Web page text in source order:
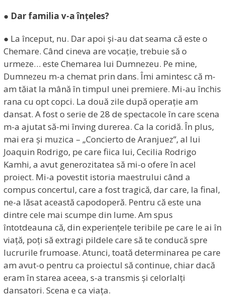
● Dar familia v-a înțeles?
● La început, nu. Dar apoi și-au dat seama că este o
Chemare. Când cineva are vocație, trebuie să o
urmeze… este Chemarea lui Dumnezeu. Pe mine,
Dumnezeu m-a chemat prin dans. Îmi amintesc că m-
am tăiat la mână în timpul unei premiere. Mi-au închis
rana cu opt copci. La două zile după operație am
dansat. A fost o serie de 28 de spectacole în care scena
m-a ajutat să-mi înving durerea. Ca la coridă. În plus,
mai era și muzica – „Concierto de Aranjuez”, al lui
Joaquin Rodrigo, pe care fiica lui, Cecilia Rodrigo
Kamhi, a avut generozitatea să mi-o ofere în acel
proiect. Mi-a povestit istoria maestrului când a
compus concertul, care a fost tragică, dar care, la final,
ne-a lăsat această capodoperă. Pentru că este una
dintre cele mai scumpe din lume. Am spus
întotdeauna că, din experiențele teribile pe care le ai în
viață, poți să extragi pildele care să te conducă spre
lucrurile frumoase. Atunci, toată determinarea pe care
am avut-o pentru ca proiectul să continue, chiar dacă
eram în starea aceea, s-a transmis și celorlalți
dansatori. Scena e ca viața.